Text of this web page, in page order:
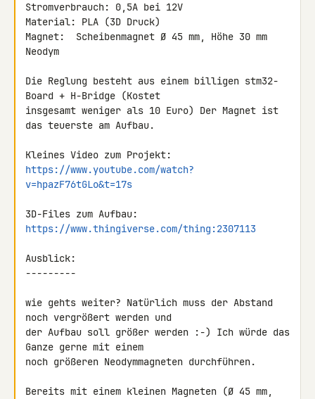
Stromverbrauch: 0,5A bei 12V
Material: PLA (3D Druck)
Magnet:  Scheibenmagnet Ø 45 mm, Höhe 30 mm
Neodym
Die Reglung besteht aus einem billigen stm32-
Board + H-Bridge (Kostet
insgesamt weniger als 10 Euro) Der Magnet ist
das teuerste am Aufbau.
https://www.youtube.com/watch?
v=hpazF76tGLo&t=17s
https://www.thingiverse.com/thing:2307113
Ausblick:
---------
wie gehts weiter? Natürlich muss der Abstand
noch vergrößert werden und
der Aufbau soll größer werden :-) Ich würde das
Ganze gerne mit einem
noch größeren Neodymmagneten durchführen.
Bereits mit einem kleinen Magneten (Ø 45 mm,